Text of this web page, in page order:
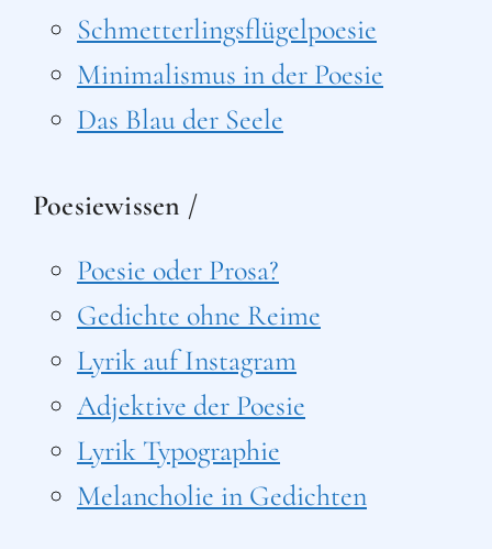
Schmetterlingsflügelpoesie
Minimalismus in der Poesie
Das Blau der Seele
Poesiewissen /
Poesie oder Prosa?
Gedichte ohne Reime
Lyrik auf Instagram
Adjektive der Poesie
Lyrik Typographie
Melancholie in Gedichten